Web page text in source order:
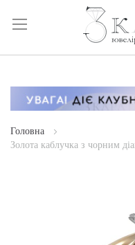
Skip
Content
Головна
Золота каблучка з чорним